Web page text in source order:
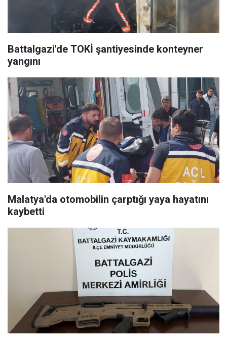
Battalgazi'de TOKİ şantiyesinde konteyner
yangını
Malatya'da otomobilin çarptığı yaya hayatını
kaybetti